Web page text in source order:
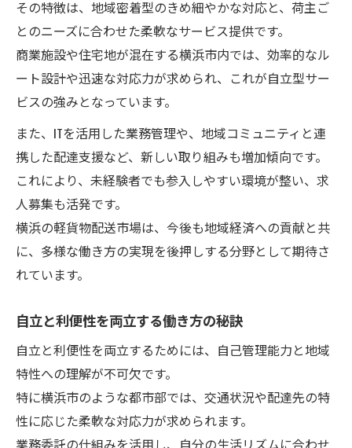
その特徴は、地域密着型のきめ細やかな対応と、荷主ご
とのニーズに合わせた柔軟なサービス提供です。
商業施設や住宅地が混在する横浜市内では、効率的なル
ート設計や迅速な対応力が求められ、これが自立型サー
ビスの強みとなっています。
また、ITを活用した業務管理や、地域コミュニティと連
携した配達支援など、新しい取り組みも増加傾向です。
これにより、未経験者でも参入しやすい環境が整い、求
人募集も活発です。
横浜の軽貨物配送市場は、今後も地域経済への貢献と共
に、多様な働き方の実現を後押しする分野として期待さ
れています。
自立と利便性を両立する働き方の秘訣
自立と利便性を両立するためには、自己管理能力と地域
特性への理解が不可欠です。
特に横浜市のような都市部では、交通状況や配達先の特
性に応じた柔軟な対応力が求められます。
業務委託の仕組みを活用し、自分の生活リズムに合わせ